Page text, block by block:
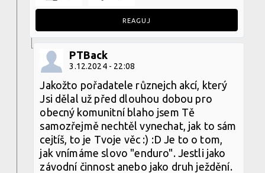
REAGUJ
PTBack
3.12.2024 - 22:08
Jakožto pořadatele různejch akcí, který
Jsi dělal už před dlouhou dobou pro
obecný komunitní blaho jsem Tě
samozřejmě nechtěl vynechat, jak to sám
cejtíš, to je Tvoje věc :) :D Je to o tom,
jak vnímáme slovo "enduro". Jestli jako
závodní činnost anebo jako druh ježdění.